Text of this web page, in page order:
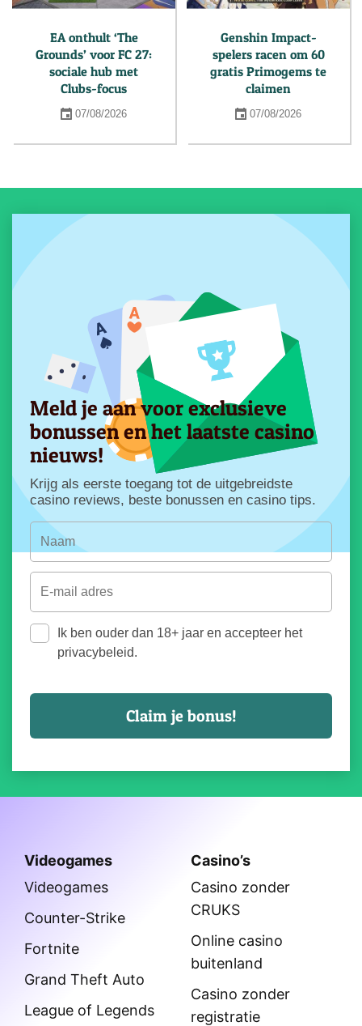
EA onthult ‘The
Grounds’ voor FC 27:
sociale hub met
Clubs-focus
07/08/2026
Genshin Impact-
spelers racen om 60
gratis Primogems te
claimen
07/08/2026
Meld je aan voor exclusieve
bonussen en het laatste casino
nieuws!
Krijg als eerste toegang tot de uitgebreidste
casino reviews, beste bonussen en casino tips.
Ik ben ouder dan 18+ jaar en accepteer het
privacybeleid.
Videogames
Videogames
Counter-Strike
Fortnite
Grand Theft Auto
League of Legends
Casino’s
Casino zonder
CRUKS
Online casino
buitenland
Casino zonder
registratie